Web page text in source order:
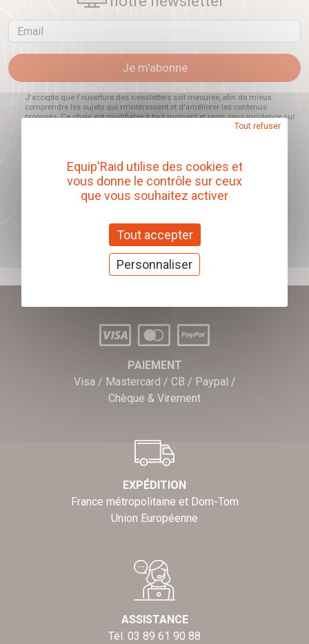
Email
Je m'abonne
J'accepte que l'ouverture des newsletters soit mesurée, afin de mieux
comprendre les sujets qui m'intéressent et d'améliorer les contenus
proposés. Ce choix est modifiable à tout moment et reste sans incidence sur
Offrez nos chèques
J'offre des chèques cadeaux
PAIEMENT
Visa / Mastercard / CB / Paypal /
Chèque & Virement
EXPÉDITION
France métropolitaine et Dom-Tom
Union Européenne
ASSISTANCE
Tél. 03 89 61 90 88
Equip'Raid utilise des cookies et
vous donne le contrôle sur ceux
que vous souhaitez activer
Tout accepter
Tout refuser
Personnaliser